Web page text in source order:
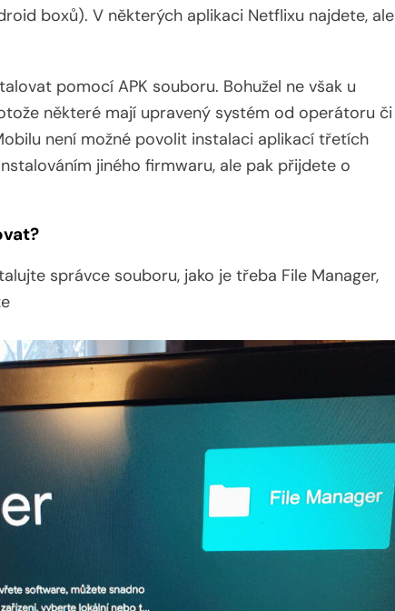
boxů). V některých aplikaci Netflixu najdete, ale
pomocí APK souboru. Bohužel ne však u
některé mají upravený systém od operátoru či
není možné povolit instalaci aplikací třetích
jiného firmwaru, ale pak přijdete o
správce souboru, jako je třeba File Manager,